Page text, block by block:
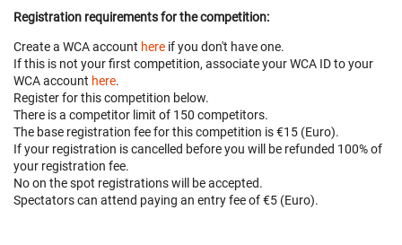
Registration requirements for the competition:
Create a WCA account here if you don't have one.
If this is not your first competition, associate your WCA ID to your
WCA account here.
Register for this competition below.
There is a competitor limit of 150 competitors.
The base registration fee for this competition is €15 (Euro).
If your registration is cancelled beforeyou will be refunded 100% of
your registration fee.
No on the spot registrations will be accepted.
Spectators can attend paying an entry fee of €5 (Euro).